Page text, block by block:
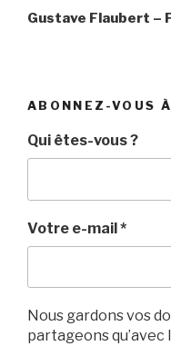
suivant
Gustave Flaubert –
ABONNEZ-VOUS
Qui êtes-vous ?
Votre e-mail*
Nous gardons vos
partageons